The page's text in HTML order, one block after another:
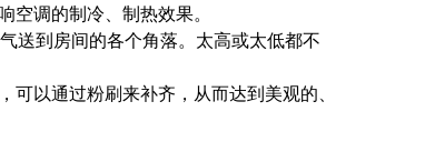
空调的制冷、制热效果。
送到房间的各个角落。太高或太低都不
以通过粉刷来补齐，从而达到美观的、